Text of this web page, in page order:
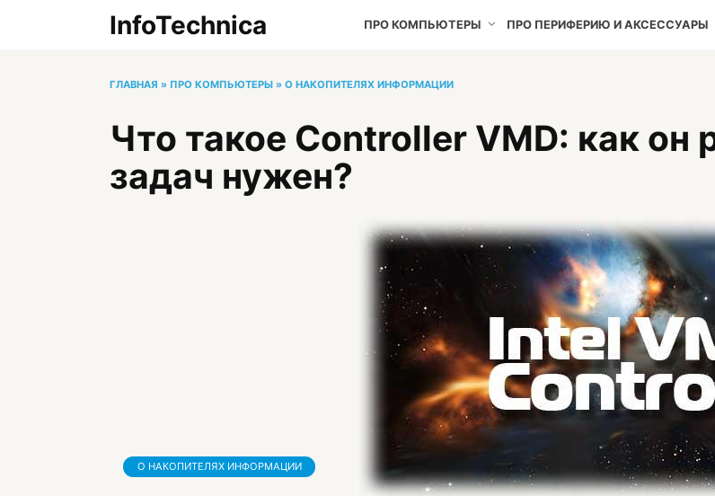
InfoTechnica ПРО КОМПЬЮТЕРЫ ПРО ПЕРИФЕРИЮ И АКСЕССУАРЫ
ГЛАВНАЯ » ПРО КОМПЬЮТЕРЫ » О НАКОПИТЕЛЯХ ИНФОРМАЦИИ
Что такое Controller VMD: как он
задач нужен?
О НАКОПИТЕЛЯХ ИНФОРМАЦИИ